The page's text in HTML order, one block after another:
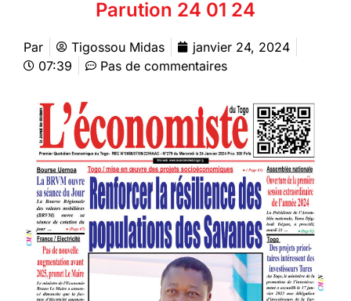
Parution 24 01 24
Par Tigossou Midas
janvier 24, 2024
07:39
Pas de commentaires